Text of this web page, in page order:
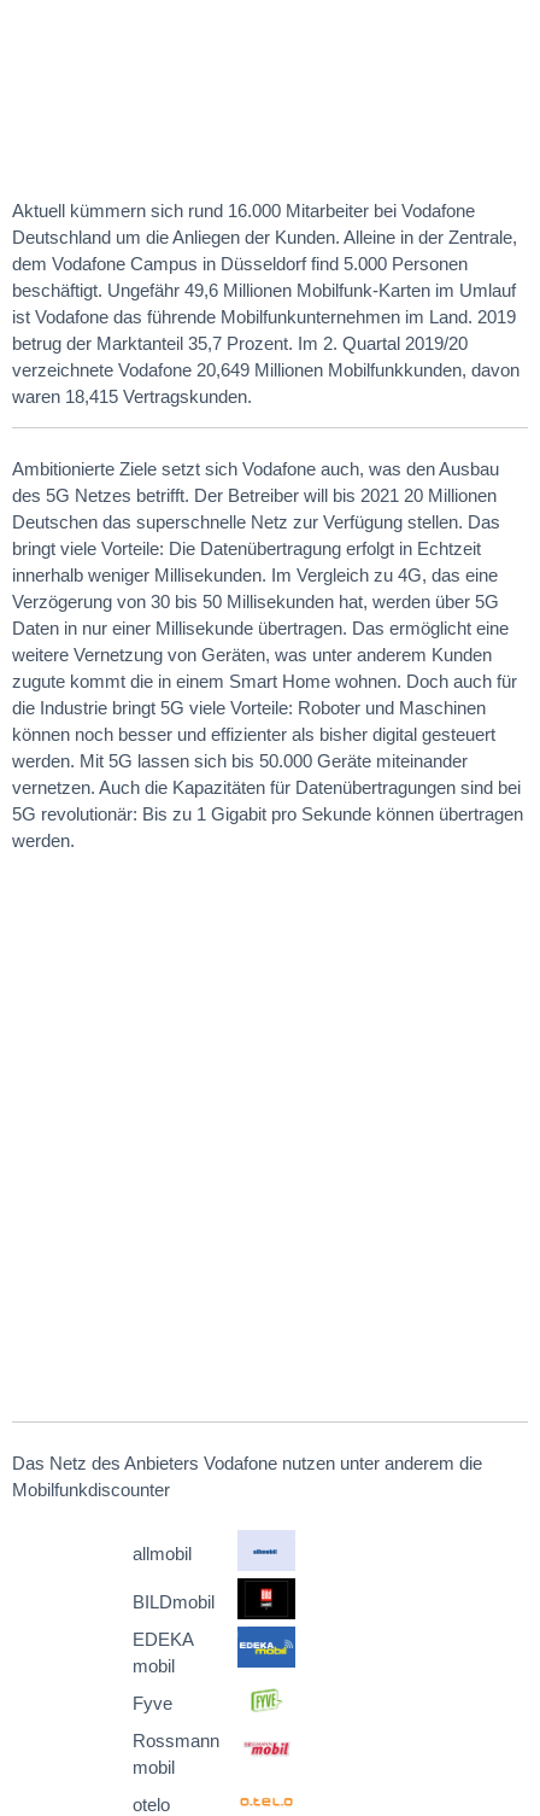
Aktuell kümmern sich rund 16.000 Mitarbeiter bei Vodafone
Deutschland um die Anliegen der Kunden. Alleine in der Zentrale,
dem Vodafone Campus in Düsseldorf find 5.000 Personen
beschäftigt. Ungefähr 49,6 Millionen Mobilfunk-Karten im Umlauf
ist Vodafone das führende Mobilfunkunternehmen im Land. 2019
betrug der Marktanteil 35,7 Prozent. Im 2. Quartal 2019/20
verzeichnete Vodafone 20,649 Millionen Mobilfunkkunden, davon
waren 18,415 Vertragskunden.
Ambitionierte Ziele setzt sich Vodafone auch, was den Ausbau
des 5G Netzes betrifft. Der Betreiber will bis 2021 20 Millionen
Deutschen das superschnelle Netz zur Verfügung stellen. Das
bringt viele Vorteile: Die Datenübertragung erfolgt in Echtzeit
innerhalb weniger Millisekunden. Im Vergleich zu 4G, das eine
Verzögerung von 30 bis 50 Millisekunden hat, werden über 5G
Daten in nur einer Millisekunde übertragen. Das ermöglicht eine
weitere Vernetzung von Geräten, was unter anderem Kunden
zugute kommt die in einem Smart Home wohnen. Doch auch für
die Industrie bringt 5G viele Vorteile: Roboter und Maschinen
können noch besser und effizienter als bisher digital gesteuert
werden. Mit 5G lassen sich bis 50.000 Geräte miteinander
vernetzen. Auch die Kapazitäten für Datenübertragungen sind bei
5G revolutionär: Bis zu 1 Gigabit pro Sekunde können übertragen
werden.
Das Netz des Anbieters Vodafone nutzen unter anderem die
Mobilfunkdiscounter
allmobil
BILDmobil
EDEKA
mobil
Fyve
Rossmann
mobil
otelo